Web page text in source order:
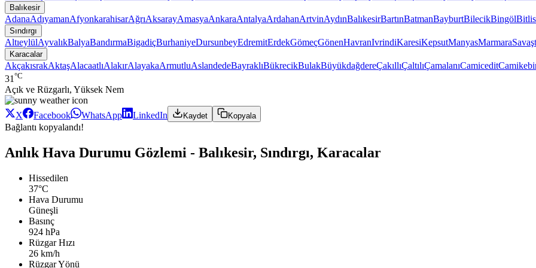
Balıkesir
AdanaAdıyamanAfyonkarahisarAğrıAksarayAmasyaAnkaraAntalyaArdahanArtvinAydınBalıkesirBartınBatmanBayburtBilecikBingölBitlis
Sındırgı
AltıeylülAyvalıkBalyaBandırmaBigadiçBurhaniyeDursunbeyEdremitErdekGömeçGönenHavranIvrindiKaresiKepsutManyasMarmara
Karacalar
AkçakısrakAktaşAlacaatlıAlakırAlayakaArmutluAslandedeBayraklıBükrecikBulakBüyükdağdereÇakıllıÇaltılıÇamalanıCamicedit
31 °C
Açık ve Rüzgarlı, Yüksek Nem
X Facebook WhatsApp LinkedIn Kaydet Kopyala
Bağlantı kopyalandı!
Anlık Hava Durumu Gözlemi - Balıkesir, Sındırgı, Karacalar
Hissedilen
37°C
Hava Durumu
Güneşli
Basınç
924 hPa
Rüzgar Hızı
26 km/h
Rüzgar Yönü